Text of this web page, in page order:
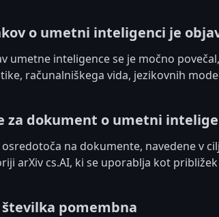
o umetni inteligenci je
umetne inteligence se je močno
računalniškega vida, jezikovnih
za dokument o umetni
osredotoča na dokumente, navedene v
arXiv cs.AI, ki se uporablja kot
pomembna